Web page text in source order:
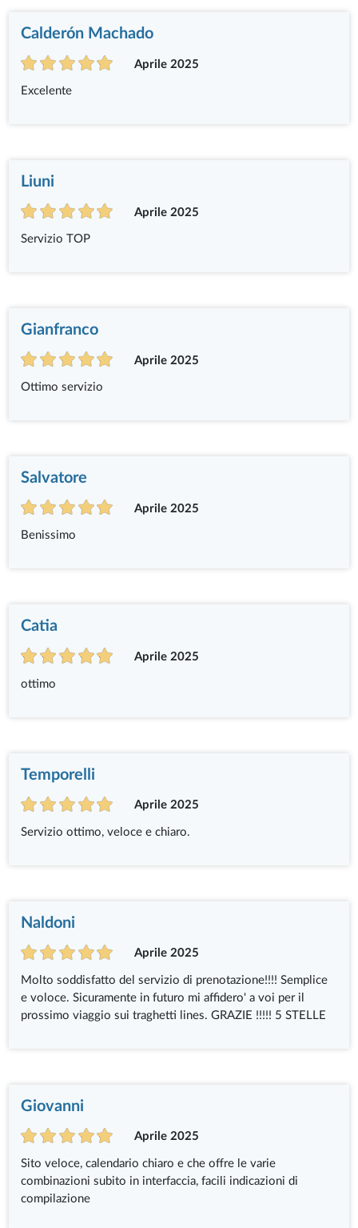
Calderón Machado
Aprile 2025
Excelente
Liuni
Aprile 2025
Servizio TOP
Gianfranco
Aprile 2025
Ottimo servizio
Salvatore
Aprile 2025
Benissimo
Catia
Aprile 2025
ottimo
Temporelli
Aprile 2025
Servizio ottimo, veloce e chiaro.
Naldoni
Aprile 2025
Molto soddisfatto del servizio di prenotazione!!!! Semplice
e voloce. Sicuramente in futuro mi affidero' a voi per il
prossimo viaggio sui traghetti lines. GRAZIE !!!!! 5 STELLE
Giovanni
Aprile 2025
Sito veloce, calendario chiaro e che offre le varie
combinazioni subito in interfaccia, facili indicazioni di
compilazione